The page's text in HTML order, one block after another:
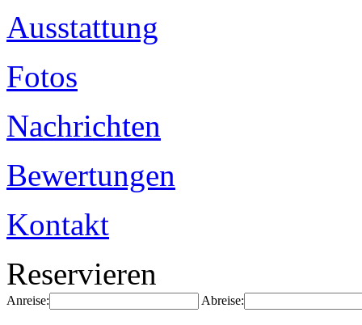
Ausstattung
Fotos
Nachrichten
Bewertungen
Kontakt
Reservieren
Anreise: Abreise: